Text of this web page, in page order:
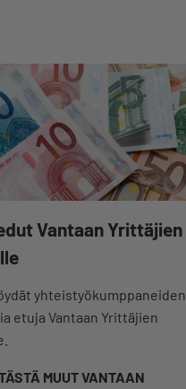
Vantaan Yrittäjien
yhteistyökumppaneiden
etuja Vantaan Yrittäjien
MUUT VANTAAN